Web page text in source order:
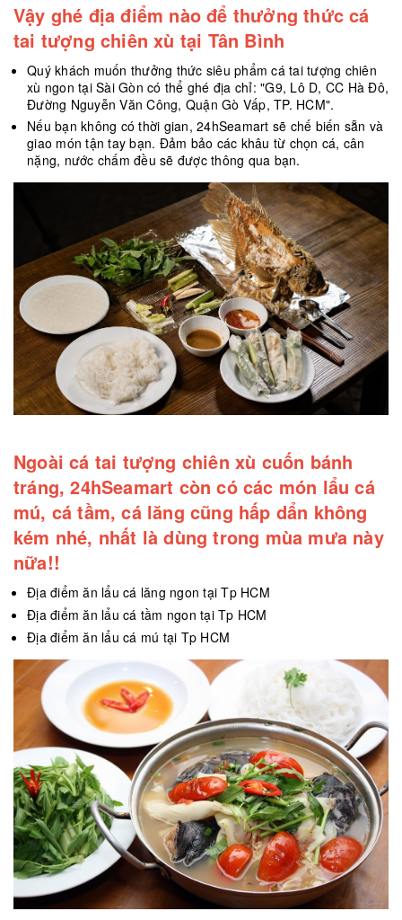
Vậy ghé địa điểm nào để thưởng thức cá
tai tượng chiên xù tại Tân Bình
Quý khách muốn thưởng thức siêu phẩm cá tai tượng chiên
xù ngon tại Sài Gòn có thể ghé địa chỉ: "G9, Lô D, CC Hà Đô,
Đường Nguyễn Văn Công, Quận Gò Vấp, TP. HCM".
Nếu bạn không có thời gian, 24hSeamart sẽ chế biến sẵn và
giao món tận tay bạn. Đảm bảo các khâu từ chọn cá, cân
nặng, nước chấm đều sẽ được thông qua bạn.
Ngoài cá tai tượng chiên xù cuốn bánh
tráng, 24hSeamart còn có các món lẩu cá
mú, cá tầm, cá lăng cũng hấp dẩn không
kém nhé, nhất là dùng trong mùa mưa này
nữa!!
Địa điểm ăn lẩu cá lăng ngon tại Tp HCM
Địa điểm ăn lẩu cá tầm ngon tại Tp HCM
Địa điểm ăn lẩu cá mú tại Tp HCM